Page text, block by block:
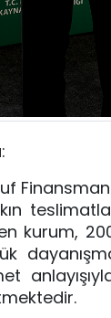
kurum,